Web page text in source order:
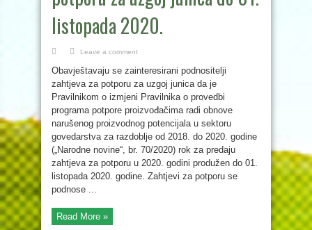
listopada 2020.
Leave a comment
Obavještavaju se zainteresirani podnositelji
zahtjeva za potporu za uzgoj junica da je
Pravilnikom o izmjeni Pravilnika o provedbi
programa potpore proizvođačima radi obnove
narušenog proizvodnog potencijala u sektoru
govedarstva za razdoblje od 2018. do 2020. godine
(„Narodne novine“, br. 70/2020) rok za predaju
zahtjeva za potporu u 2020. godini produžen do 01.
listopada 2020. godine. Zahtjevi za potporu se
podnose ...
Read More »